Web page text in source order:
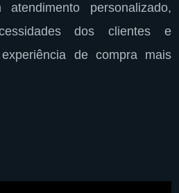
personalizado,
dos clientes e
de compra mais